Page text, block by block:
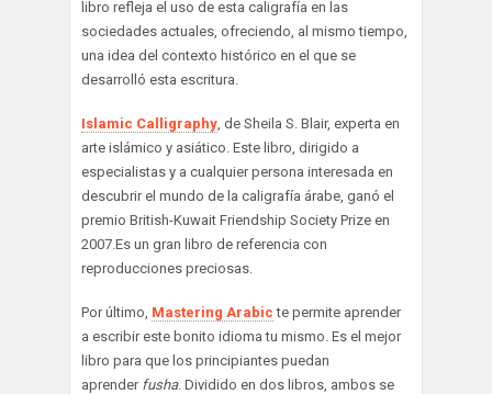
libro refleja el uso de esta caligrafía en las
sociedades actuales, ofreciendo, al mismo tiempo,
una idea del contexto histórico en el que se
desarrolló esta escritura.
Islamic Calligraphy, de Sheila S. Blair, experta en
arte islámico y asiático. Este libro, dirigido a
especialistas y a cualquier persona interesada en
descubrir el mundo de la caligrafía árabe, ganó el
premio British-Kuwait Friendship Society Prize en
2007.Es un gran libro de referencia con
reproducciones preciosas.
Por último, Mastering Arabic te permite aprender
a escribir este bonito idioma tu mismo. Es el mejor
libro para que los principiantes puedan
aprender fusha. Dividido en dos libros, ambos se